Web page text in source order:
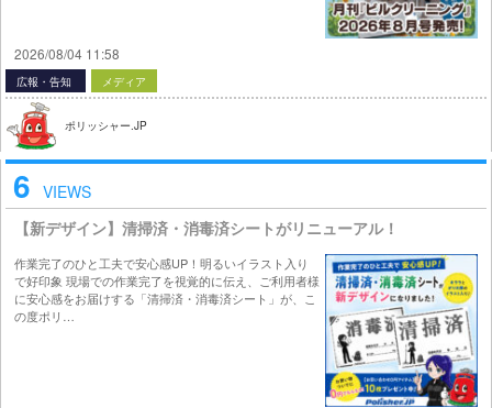
2026/08/04 11:58
広報・告知 メディア
ポリッシャー.JP
6 VIEWS
【新デザイン】清掃済・消毒済シートがリニューアル！
作業完了のひと工夫で安心感UP！明るいイラスト入り
で好印象 現場での作業完了を視覚的に伝え、ご利用者様
に安心感をお届けする「清掃済・消毒済シート」が、こ
の度ポリ…